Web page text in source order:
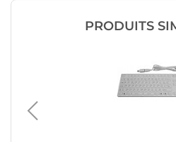
PRODUITS